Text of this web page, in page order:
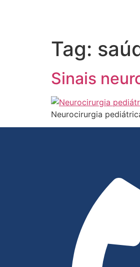
Tag:
Sinais
Neurocirurgia